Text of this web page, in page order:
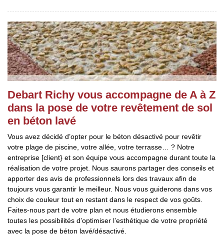
Debart Richy vous accompagne de A à Z
dans la pose de votre revêtement de sol
en béton lavé
Vous avez décidé d’opter pour le béton désactivé pour revêtir
votre plage de piscine, votre allée, votre terrasse… ? Notre
entreprise [client} et son équipe vous accompagne durant toute la
réalisation de votre projet. Nous saurons partager des conseils et
apporter des avis de professionnels lors des travaux afin de
toujours vous garantir le meilleur. Nous vous guiderons dans vos
choix de couleur tout en restant dans le respect de vos goûts.
Faites-nous part de votre plan et nous étudierons ensemble
toutes les possibilités d’optimiser l’esthétique de votre propriété
avec la pose de béton lavé/désactivé.